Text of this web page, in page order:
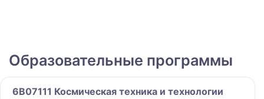
Образовательные программы
6B07111 Космическая техника и технологии